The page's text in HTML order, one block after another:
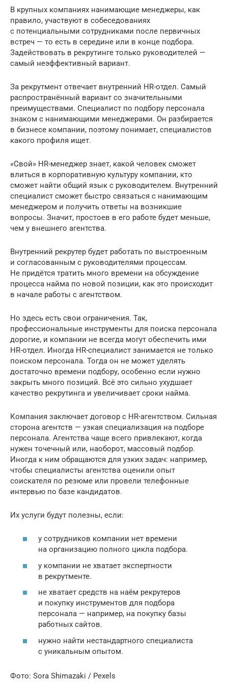
В крупных компаниях нанимающие менеджеры, как
правило, участвуют в собеседованиях
с потенциальными сотрудниками после первичных
встреч — то есть в середине или в конце подбора.
Задействовать в рекрутинге только руководителей —
самый неэффективный вариант.
За рекрутмент отвечает внутренний HR-отдел. Самый
распространённый вариант со значительными
преимуществами. Специалист по подбору персонала
знаком с нанимающими менеджерами. Он разбирается
в бизнесе компании, поэтому понимает, специалистов
какого профиля ищет.
«Свой» HR-менеджер знает, какой человек сможет
влиться в корпоративную культуру компании, кто
сможет найти общий язык с руководителем. Внутренний
специалист сможет быстро связаться с нанимающим
менеджером и получить ответы на возникшие
вопросы. Значит, простоев в его работе будет меньше,
чем у внешнего агентства.
Внутренний рекрутер будет работать по выстроенным
и согласованным с руководителями процессам.
Не придётся тратить много времени на обсуждение
процесса найма по новой позиции, как это происходит
в начале работы с агентством.
Но здесь есть свои ограничения. Так,
профессиональные инструменты для поиска персонала
дорогие, и компании не всегда могут обеспечить ими
HR-отдел. Иногда HR-специалист занимается не только
поиском персонала. Тогда он не может уделять
достаточно времени подбору, особенно если нужно
закрыть много позиций. Всё это сильно ухудшает
качество рекрутинга и увеличивает сроки найма.
Компания заключает договор с HR-агентством. Сильная
сторона агентств — узкая специализация на подборе
персонала. Агентства чаще всего привлекают, когда
нужен точечный или, наоборот, массовый подбор.
Иногда к ним обращаются для узких задач: например,
чтобы специалисты агентства оценили опыт
соискателя по резюме или провели телефонные
интервью по базе кандидатов.
Их услуги будут полезны, если:
у сотрудников компании нет времени
на организацию полного цикла подбора.
у компании не хватает экспертности
в рекрутменте.
не хватает средств на наём рекрутеров
и покупку инструментов для подбора
персонала — например, на покупку базы
работных сайтов.
нужно найти нестандартного специалиста
с уникальным опытом.
Фото: Sora Shimazaki / Pexels